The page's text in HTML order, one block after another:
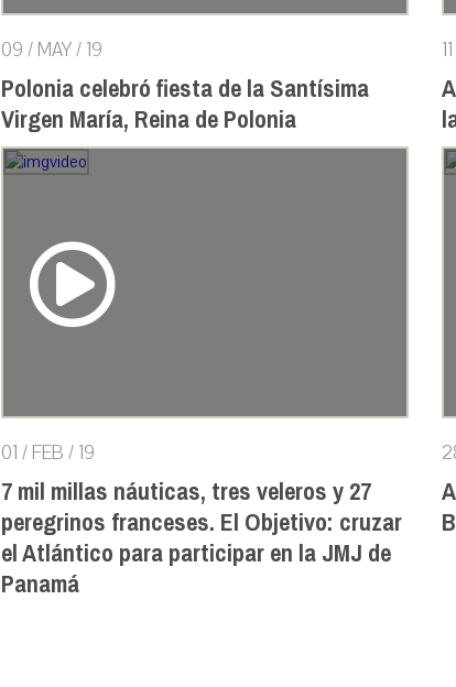
09 / MAY / 19
Polonia celebró fiesta de la Santísima
Virgen María, Reina de Polonia
01 / FEB / 19
7 mil millas náuticas, tres veleros y 27
peregrinos franceses. El Objetivo: cruzar
el Atlántico para participar en la JMJ de
Panamá